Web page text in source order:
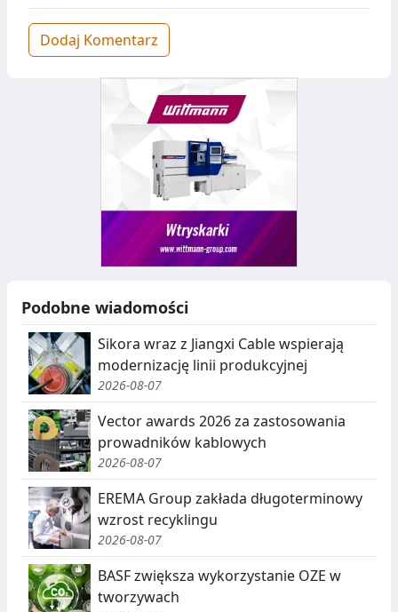
Dodaj Komentarz
Podobne wiadomości
Sikora wraz z Jiangxi Cable wspierają
modernizację linii produkcyjnej
2026-08-07
Vector awards 2026 za zastosowania
prowadników kablowych
2026-08-07
EREMA Group zakłada długoterminowy
wzrost recyklingu
2026-08-07
BASF zwiększa wykorzystanie OZE w
tworzywach